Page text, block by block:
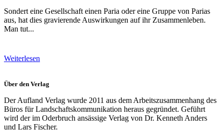
Sondert eine Gesellschaft einen Paria oder eine Gruppe von Parias
aus, hat dies gravierende Auswirkungen auf ihr Zusammenleben.
Man tut...
Weiterlesen
Über den Verlag
Der Aufland Verlag wurde 2011 aus dem Arbeitszusammenhang des
Büros für Landschaftskommunikation heraus gegründet. Geführt
wird der im Oderbruch ansässige Verlag von Dr. Kenneth Anders
und Lars Fischer.